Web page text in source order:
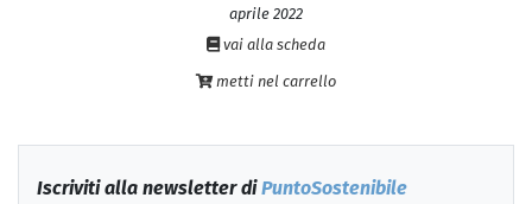
aprile 2022
vai alla scheda
metti nel carrello
Iscriviti alla newsletter diPuntoSostenibile